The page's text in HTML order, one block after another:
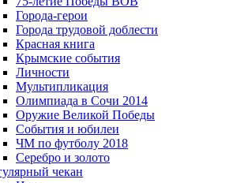
Города-герои
Города трудовой доблести
Красная книга
Крымские события
Личности
Мультипликация
Олимпиада в Сочи 2014
Оружие Великой Победы
События и юбилеи
ЧМ по футболу 2018
Серебро и золото
чекан